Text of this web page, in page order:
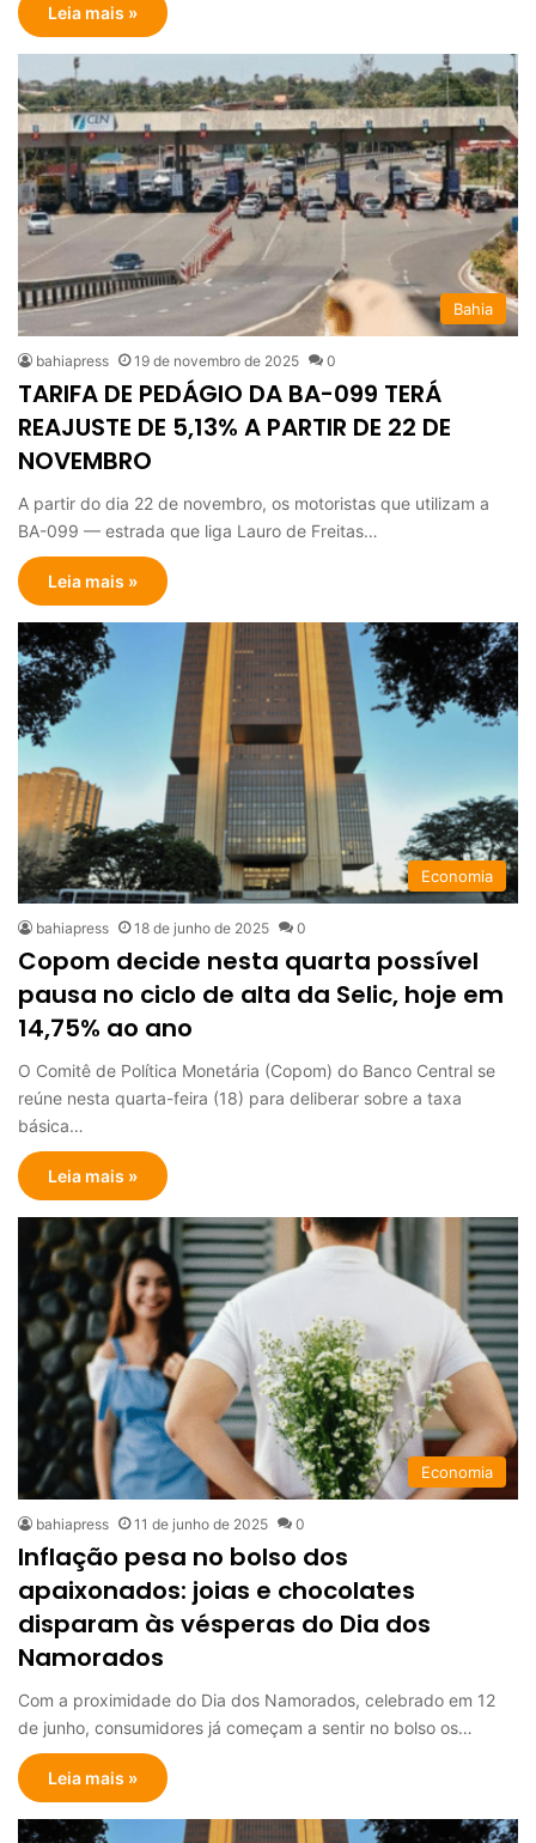
Leia mais »
Bahia
bahiapress 19 de novembro de 2025 0
TARIFA DE PEDÁGIO DA BA-099 TERÁ
REAJUSTE DE 5,13% A PARTIR DE 22 DE
NOVEMBRO
A partir do dia 22 de novembro, os motoristas que utilizam a
BA-099 — estrada que liga Lauro de Freitas…
Leia mais »
Economia
bahiapress 18 de junho de 2025 0
Copom decide nesta quarta possível
pausa no ciclo de alta da Selic, hoje em
14,75% ao ano
O Comitê de Política Monetária (Copom) do Banco Central se
reúne nesta quarta-feira (18) para deliberar sobre a taxa
básica…
Leia mais »
Economia
bahiapress 11 de junho de 2025 0
Inflação pesa no bolso dos
apaixonados: joias e chocolates
disparam às vésperas do Dia dos
Namorados
Com a proximidade do Dia dos Namorados, celebrado em 12
de junho, consumidores já começam a sentir no bolso os…
Leia mais »